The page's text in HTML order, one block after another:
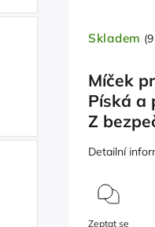
Skladem
Míček
Píská a
Z
Detailní
Zeptat se